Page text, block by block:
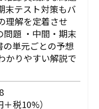
末テスト対策もバ
理解を定着させ
題 ・中間・期末
単元ごとの予想
かりやすい解説で
税10%）